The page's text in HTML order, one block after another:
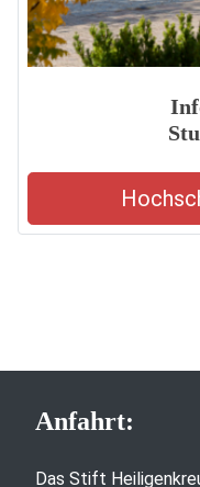
Anfahrt:
Das Stift